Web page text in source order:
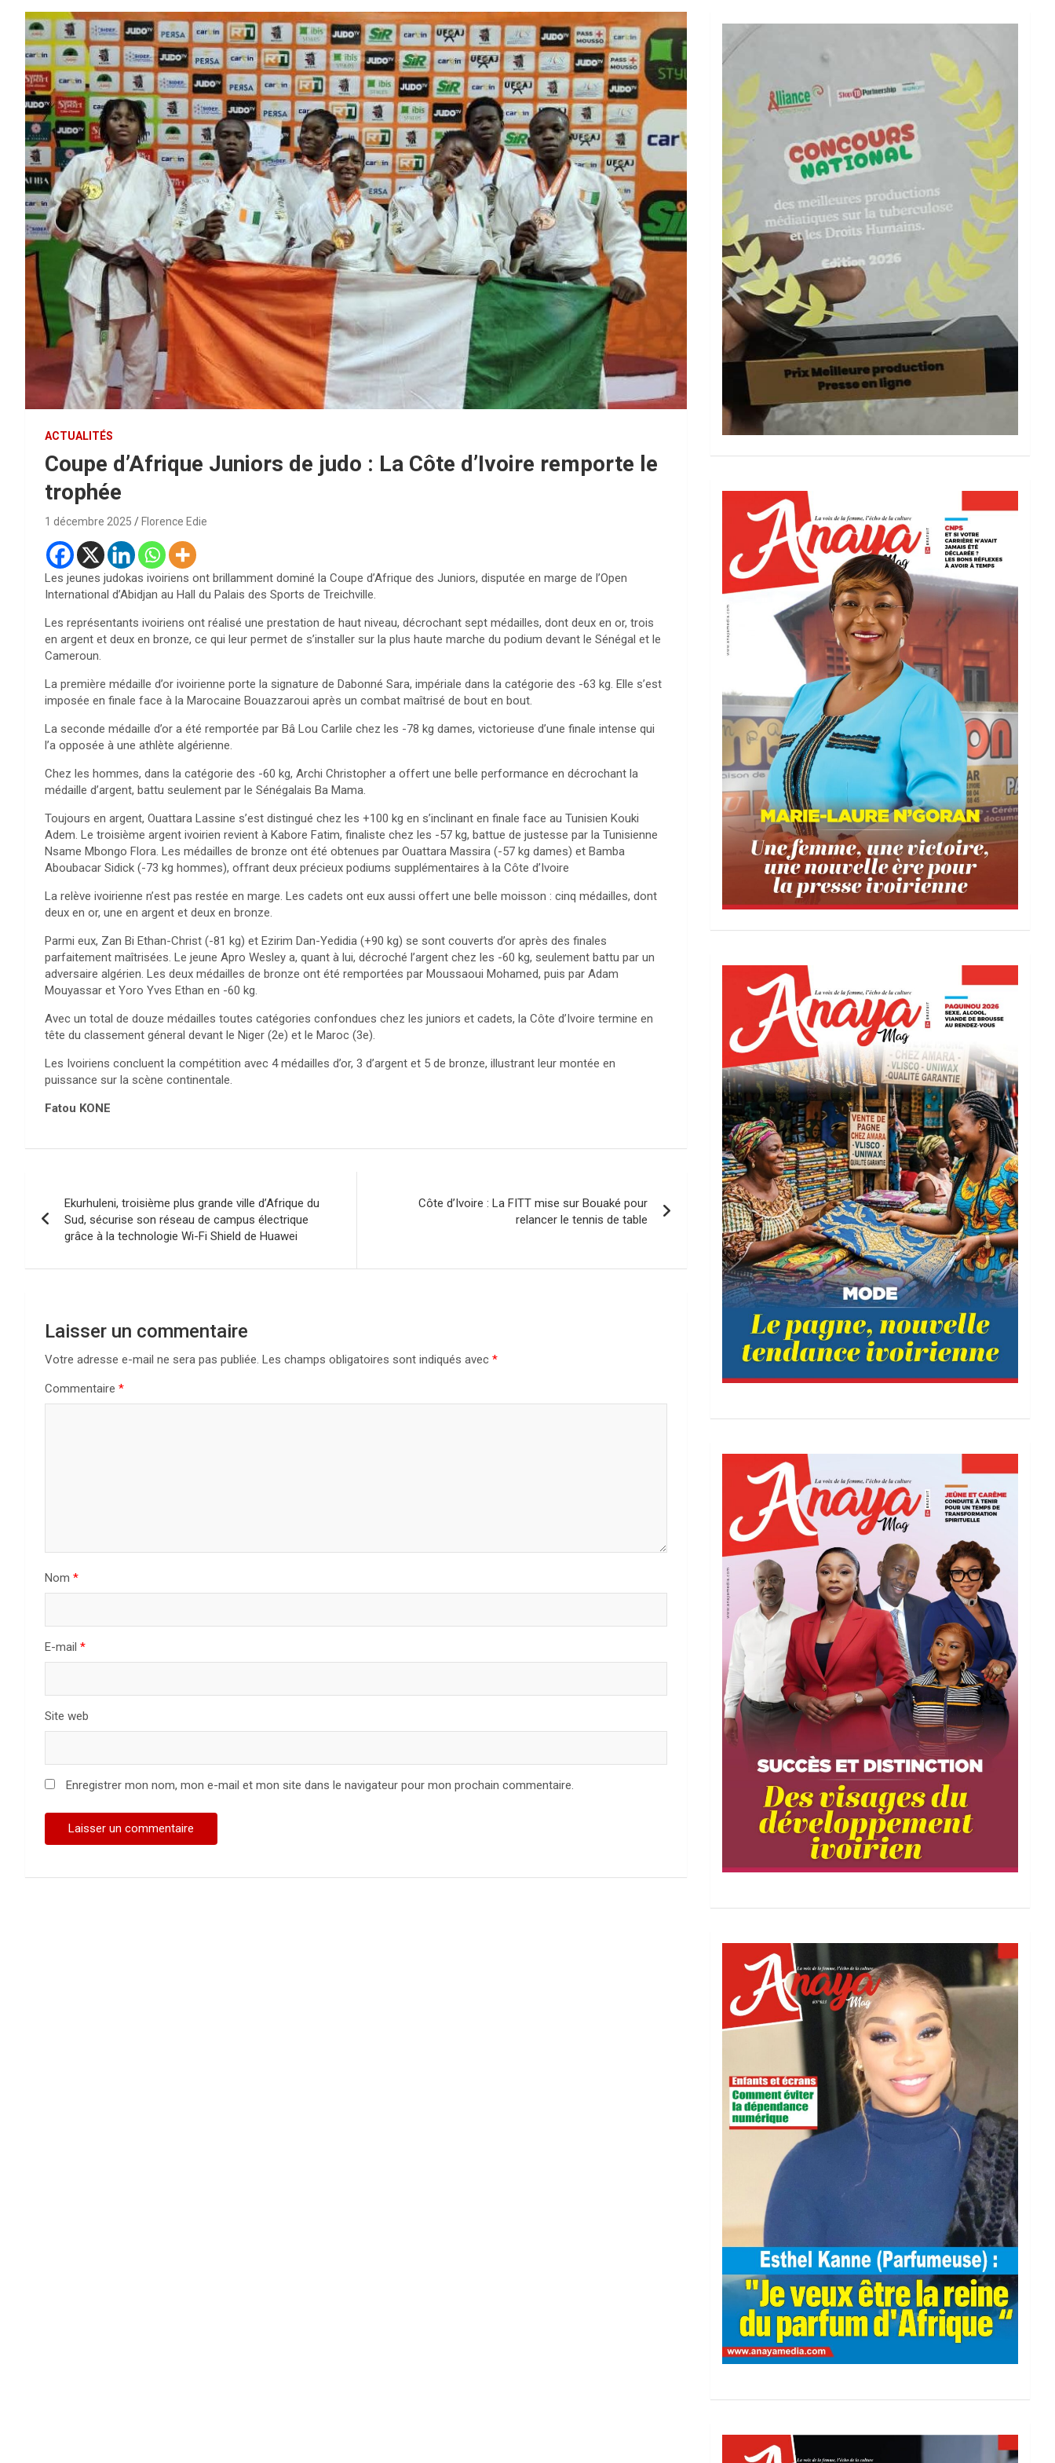
ACTUALITÉS
Coupe d’Afrique Juniors de judo : La Côte d’Ivoire remporte le
trophée
1 décembre 2025 Florence Edie
Les jeunes judokas ivoiriens ont brillamment dominé la Coupe d’Afrique des Juniors, disputée en marge de l’Open
International d’Abidjan au Hall du Palais des Sports de Treichville.
Les représentants ivoiriens ont réalisé une prestation de haut niveau, décrochant sept médailles, dont deux en or, trois
en argent et deux en bronze, ce qui leur permet de s’installer sur la plus haute marche du podium devant le Sénégal et le
Cameroun.
La première médaille d’or ivoirienne porte la signature de Dabonné Sara, impériale dans la catégorie des -63 kg. Elle s’est
imposée en finale face à la Marocaine Bouazzaroui après un combat maîtrisé de bout en bout.
La seconde médaille d’or a été remportée par Bâ Lou Carlile chez les -78 kg dames, victorieuse d’une finale intense qui
l’a opposée à une athlète algérienne.
Chez les hommes, dans la catégorie des -60 kg, Archi Christopher a offert une belle performance en décrochant la
médaille d’argent, battu seulement par le Sénégalais Ba Mama.
Toujours en argent, Ouattara Lassine s’est distingué chez les +100 kg en s’inclinant en finale face au Tunisien Kouki
Adem. Le troisième argent ivoirien revient à Kabore Fatim, finaliste chez les -57 kg, battue de justesse par la Tunisienne
Nsame Mbongo Flora. Les médailles de bronze ont été obtenues par Ouattara Massira (-57 kg dames) et Bamba
Aboubacar Sidick (-73 kg hommes), offrant deux précieux podiums supplémentaires à la Côte d’Ivoire
La relève ivoirienne n’est pas restée en marge. Les cadets ont eux aussi offert une belle moisson : cinq médailles, dont
deux en or, une en argent et deux en bronze.
Parmi eux, Zan Bi Ethan-Christ (-81 kg) et Ezirim Dan-Yedidia (+90 kg) se sont couverts d’or après des finales
parfaitement maîtrisées. Le jeune Apro Wesley a, quant à lui, décroché l’argent chez les -60 kg, seulement battu par un
adversaire algérien. Les deux médailles de bronze ont été remportées par Moussaoui Mohamed, puis par Adam
Mouyassar et Yoro Yves Ethan en -60 kg.
Avec un total de douze médailles toutes catégories confondues chez les juniors et cadets, la Côte d’Ivoire termine en
tête du classement géneral devant le Niger (2e) et le Maroc (3e).
Les Ivoiriens concluent la compétition avec 4 médailles d’or, 3 d’argent et 5 de bronze, illustrant leur montée en
puissance sur la scène continentale.
Fatou KONE
de
l’article
Ekurhuleni, troisième plus grande ville d’Afrique du
Sud, sécurise son réseau de campus électrique
grâce à la technologie Wi-Fi Shield de Huawei
Côte d’Ivoire : La FITT mise sur Bouaké pour
relancer le tennis de table
Laisser un commentaire
Votre adresse e-mail ne sera pas publiée. Les champs obligatoires sont indiqués avec *
Commentaire *
Nom *
E-mail *
Site web
Enregistrer mon nom, mon e-mail et mon site dans le navigateur pour mon prochain commentaire.